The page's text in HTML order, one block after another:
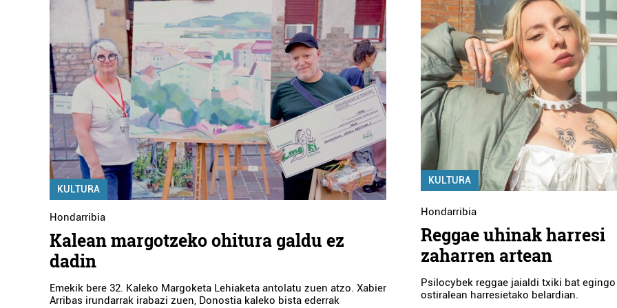
KULTURA
Hondarribia
Kalean margotzeko ohitura galdu ez
dadin
Emekik bere 32. Kaleko Margoketa Lehiaketa antolatu zuen atzo. Xabier
Arribas irundarrak irabazi zuen, Donostia kaleko bista ederrak
KULTURA
Hondarribia
Reggae uhinak harresi
zaharren artean
Psilocybek reggae jaialdi txiki bat
ostiralean harresietako belardian.